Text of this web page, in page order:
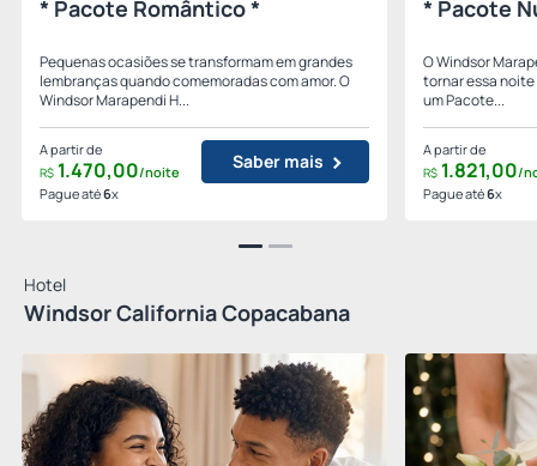
* Pacote Romântico *
Pequenas ocasiões se transformam em grandes
lembranças quando comemoradas com amor. O
Windsor Marapendi H...
A partir de
R$ 1.470,00/noite
Pague até6x
Saber mais
* Pacote
O Windsor
tornar essa
um Pacote...
A partir de
R$ 1.821,00/
Pague até6x
Hotel
Windsor California Copacabana